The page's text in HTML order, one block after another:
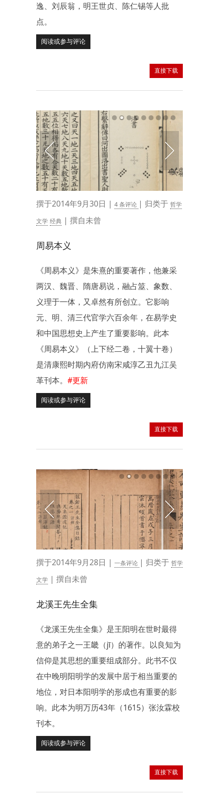
逸、刘辰翁，明王世贞、陈仁锡等人批
点。
阅读或参与评论
直接下载
撰于2014年9月30日 | 4 条评论 | 归类于 哲学
文学 经典 | 撰自未曾
周易本义
《周易本义》是朱熹的重要著作，他兼采
两汉、魏晋、隋唐易说，融占筮、象数、
义理于一体，又卓然有所创立。它影响
元、明、清三代官学六百余年，在易学史
和中国思想史上产生了重要影响。此本
《周易本义》（上下经二卷，十翼十卷）
是清康熙时期内府仿南宋咸淳乙丑九江吴
革刊本。 #更新
阅读或参与评论
直接下载
撰于2014年9月28日 | 一条评论 | 归类于 哲学
文学 | 撰自未曾
龙溪王先生全集
《龙溪王先生全集》是王阳明在世时最得
意的弟子之一王畿（jī）的著作。以良知为
信仰是其思想的重要组成部分。此书不仅
在中晚明阳明学的发展中居于相当重要的
地位，对日本阳明学的形成也有重要的影
响。此本为明万历43年（1615）张汝霖校
刊本。
阅读或参与评论
直接下载